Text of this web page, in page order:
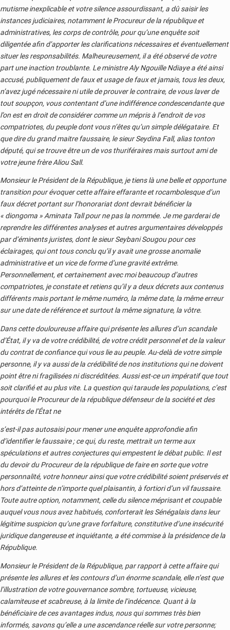
mutisme inexplicable et votre silence assourdissant, a dû saisir les
instances judiciaires, notamment le Procureur de la république et
administratives, les corps de contrôle, pour qu’une enquête soit
diligentée afin d’apporter les clarifications nécessaires et éventuellement
situer les responsabilités. Malheureusement, il a été observé de votre
part une inaction troublante. Le ministre Aly Ngouille Ndiaye a été ainsi
accusé, publiquement de faux et usage de faux et jamais, tous les deux,
n’avez jugé nécessaire ni utile de prouver le contraire, de vous laver de
tout soupçon, vous contentant d’une indifférence condescendante que
l’on est en droit de considérer comme un mépris à l’endroit de vos
compatriotes, du peuple dont vous n’êtes qu’un simple délégataire. Et
que dire du grand maitre faussaire, le sieur Seydina Fall, alias tonton
député, qui se trouve être un de vos thuriféraires mais surtout ami de
votre jeune frère Aliou Sall.
Monsieur le Président de la République, je tiens là une belle et opportune
transition pour évoquer cette affaire effarante et rocambolesque d’un
faux décret portant sur l’honorariat dont devrait bénéficier la
« diongoma » Aminata Tall pour ne pas la nommée. Je me garderai de
reprendre les différentes analyses et autres argumentaires développés
par d’éminents juristes, dont le sieur Seybani Sougou pour ces
éclairages, qui ont tous conclu qu’il y avait une grosse anomalie
administrative et un vice de forme d’une gravité extrême.
Personnellement, et certainement avec moi beaucoup d’autres
compatriotes, je constate et retiens qu’il y a deux décrets aux contenus
différents mais portant le même numéro, la même date, la même erreur
sur une date de référence et surtout la même signature, la vôtre.
Dans cette douloureuse affaire qui présente les allures d’un scandale
d’État, il y va de votre crédibilité, de votre crédit personnel et de la valeur
du contrat de confiance qui vous lie au peuple. Au-delà de votre simple
personne, il y va aussi de la crédibilité de nos institutions qui ne doivent
point être ni fragilisées ni discréditées. Aussi est-ce un impératif que tout
soit clarifié et au plus vite. La question qui taraude les populations, c’est
pourquoi le Procureur de la république défenseur de la société et des
intérêts de l’État ne
s’est-il pas autosaisi pour mener une enquête approfondie afin
d’identifier le faussaire ; ce qui, du reste, mettrait un terme aux
spéculations et autres conjectures qui empestent le débat public. Il est
du devoir du Procureur de la république de faire en sorte que votre
personnalité, votre honneur ainsi que votre crédibilité soient préservés et
hors d’atteinte de n’importe quel plaisantin, à fortiori d’un vil faussaire.
Toute autre option, notamment, celle du silence méprisant et coupable
auquel vous nous avez habitués, conforterait les Sénégalais dans leur
légitime suspicion qu’une grave forfaiture, constitutive d’une insécurité
juridique dangereuse et inquiétante, a été commise à la présidence de la
République.
Monsieur le Président de la République, par rapport à cette affaire qui
présente les allures et les contours d’un énorme scandale, elle n’est que
l’illustration de votre gouvernance sombre, tortueuse, vicieuse,
calamiteuse et scabreuse, à la limite de l’indécence. Quant à la
bénéficiaire de ces avantages indus, nous qui sommes très bien
informés, savons qu’elle a une ascendance réelle sur votre personne;